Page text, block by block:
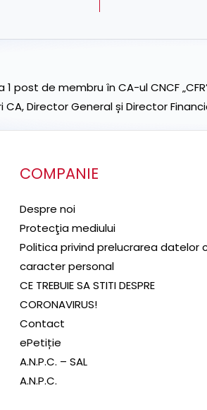
post de membru în CA-ul CNCF
Director General și Director
COMPANIE
Despre noi
Protecţia mediului
Politica privind prelucrarea datelor
caracter personal
CE TREBUIE SA STITI DESPRE
CORONAVIRUS!
Contact
ePetiție
A.N.P.C. – SAL
A.N.P.C.